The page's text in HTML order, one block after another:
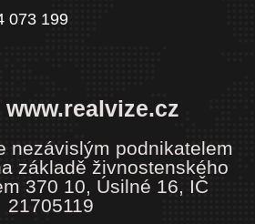
073 199
nezávislým podnikatelem
základě živnostenského
370 10, Úsilné 16, IČ
21705119